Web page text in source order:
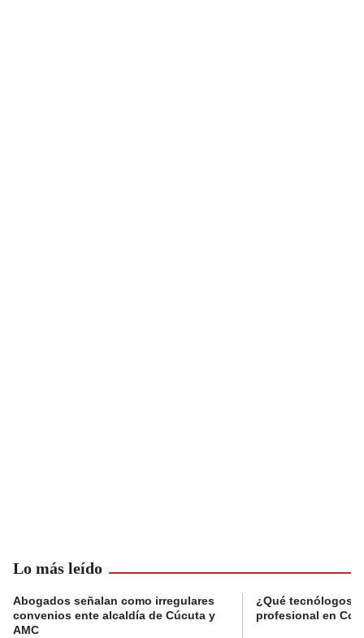
Lo más leído
Abogados señalan como irregulares
convenios ente alcaldía de Cúcuta y
AMC
¿Qué tecnólogos
profesional en